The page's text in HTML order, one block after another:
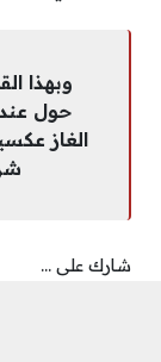
وبهذا
حول
الغاز
شارك على ...